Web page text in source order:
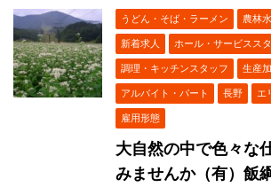
うどん・そば・ラーメン 農林
新着求人 ホール・サービスス
調理・キッチンスタッフ 生産
アルバイト・パート 長野 エ
雇用形態
大自然の中で色々な
みませんか（有）飯